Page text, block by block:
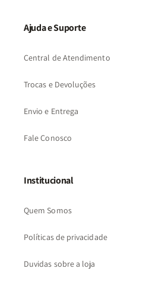
Ajuda e Suporte
Central de Atendimento
Trocas e Devoluções
Envio e Entrega
Fale Conosco
Institucional
Quem Somos
Políticas de privacidade
Duvidas sobre a loja